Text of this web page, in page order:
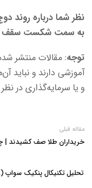
نظر شما درباره روند
به سمت شکست سقف
توجه: مقالات منتشر
آموزشی دارند و نباید
و یا سرمایه‌گذاری در
مقاله قبلی
خریداران طلا صف کشیدند |